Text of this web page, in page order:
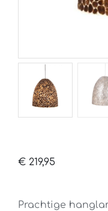
€ 219,95
Prachtige